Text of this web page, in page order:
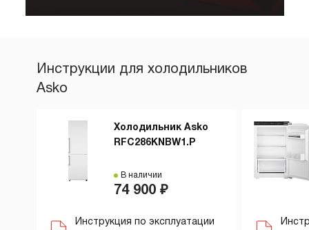
Инструкции для холодильников
Asko
Холодильник Asko
RFC286KNBW1.P
В наличии
74 900 ₽
Инструкция по эксплуатации